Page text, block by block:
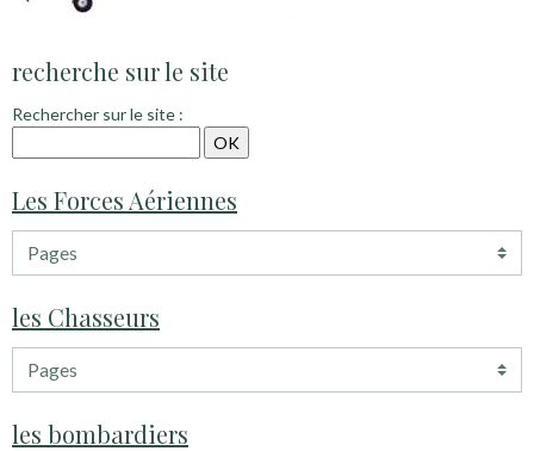
recherche sur le site
Rechercher sur le site :
Les Forces Aériennes
les Chasseurs
les bombardiers